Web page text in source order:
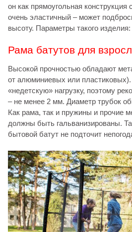
он как прямоугольная
очень эластичный – может
высоту. Параметры такого
Рама батутов для
Высокой прочностью обладают
от алюминиевых или
«недетскую» нагрузку, поэтому
– не менее 2 мм. Диаметр трубок
Как рама, так и пружины и прочие
должны быть гальванизированы.
бытовой батут не подточит